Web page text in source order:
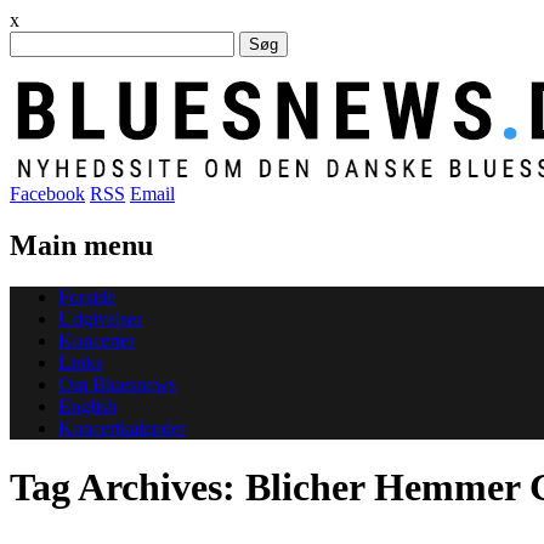
x
efter:
Facebook RSS Email
Main menu
Skip
content
Forside
Udgivelser
Koncerter
Links
Om Bluesnews
English
Koncertkalender
Tag Archives: Blicher Hemmer